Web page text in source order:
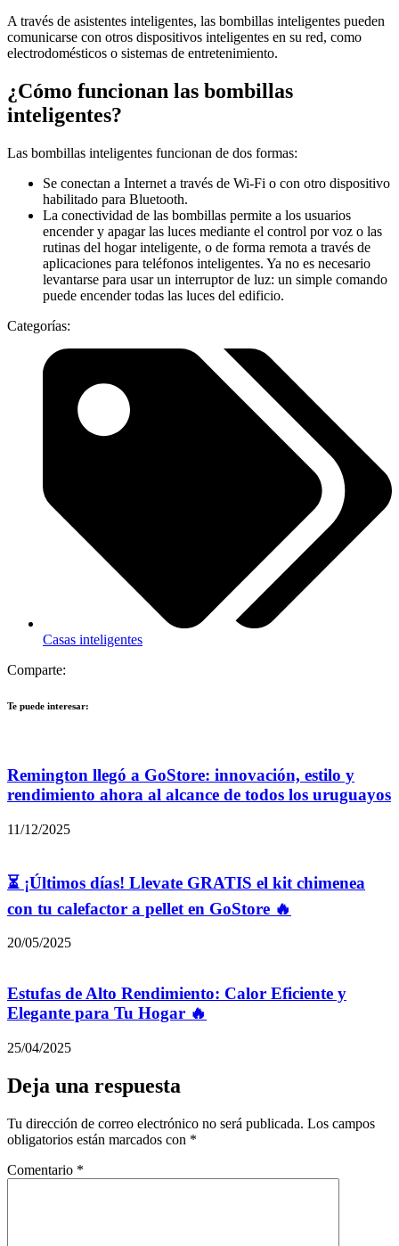
A través de asistentes inteligentes, las bombillas inteligentes pueden
comunicarse con otros dispositivos inteligentes en su red, como
electrodomésticos o sistemas de entretenimiento.
¿Cómo funcionan las bombillas
inteligentes?
Las bombillas inteligentes funcionan de dos formas:
Se conectan a Internet a través de Wi-Fi o con otro dispositivo
habilitado para Bluetooth.
La conectividad de las bombillas permite a los usuarios
encender y apagar las luces mediante el control por voz o las
rutinas del hogar inteligente, o de forma remota a través de
aplicaciones para teléfonos inteligentes. Ya no es necesario
levantarse para usar un interruptor de luz: un simple comando
puede encender todas las luces del edificio.
Categorías:
Casas inteligentes
Comparte:
Te puede interesar:
Remington llegó a GoStore: innovación, estilo y
rendimiento ahora al alcance de todos los uruguayos
11/12/2025
⏳ ¡Últimos días! Llevate GRATIS el kit chimenea
con tu calefactor a pellet en GoStore 🔥
20/05/2025
Estufas de Alto Rendimiento: Calor Eficiente y
Elegante para Tu Hogar 🔥
25/04/2025
Deja una respuesta
Tu dirección de correo electrónico no será publicada. Los campos
obligatorios están marcados con *
Comentario *